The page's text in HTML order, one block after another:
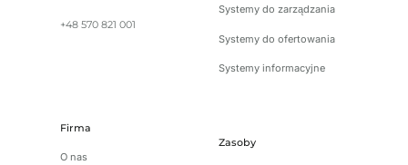
+48 570 821 001
Systemy do zarządzania
Systemy do ofertowania
Systemy informacyjne
Firma
O nas
Zasoby